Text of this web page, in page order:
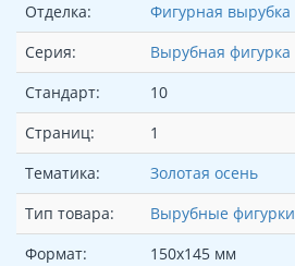
Отделка:
Фигурная вырубка
Серия:
Вырубная фигурка
Стандарт:
10
Страниц:
1
Тематика:
Золотая осень
Тип товара:
Вырубные фигурки
Формат:
150х145 мм